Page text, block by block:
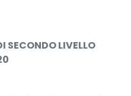
SECONDO LIVELLO